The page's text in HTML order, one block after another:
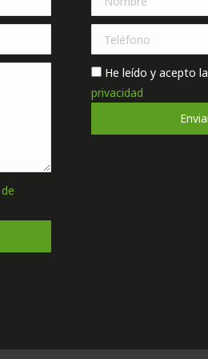
He leído y acepto la
privacidad